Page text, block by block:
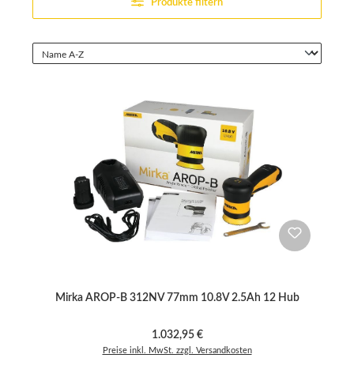
Produkte filtern
Mirka AROP-B 312NV 77mm 10.8V 2.5Ah 12 Hub
Regulärer Preis:
1.032,95 €
Preise inkl. MwSt. zzgl. Versandkosten